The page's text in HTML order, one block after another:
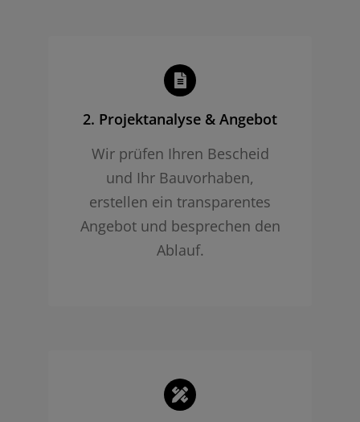
2. Projekt­analyse & Angebot
Wir prüfen Ihren Bescheid
und Ihr Bauvorhaben,
erstellen ein transparentes
Angebot und besprechen den
Ablauf.